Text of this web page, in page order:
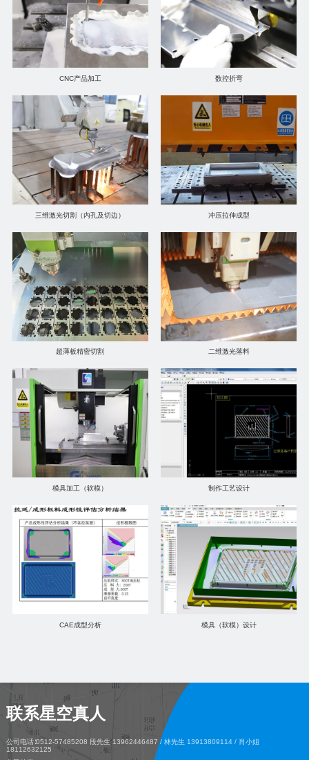
CNC产品加工 数控折弯
三维激光切割（内孔及切边） 冲压拉伸成型
超薄板精密切割 二维激光落料
模具加工（软模） 制作工艺设计
CAE成型分析 模具（软模）设计
联系星空真人
公司电话∶0512-57485208 段先生 13962446487 / 林先生 13913809114 / 肖小姐
18112632125